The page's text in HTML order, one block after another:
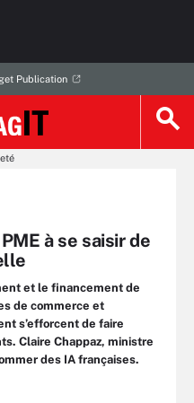
Publication
à se saisir de
et le financement de
de commerce et
s’efforcent de faire
Claire Chappaz, ministre
des IA françaises.